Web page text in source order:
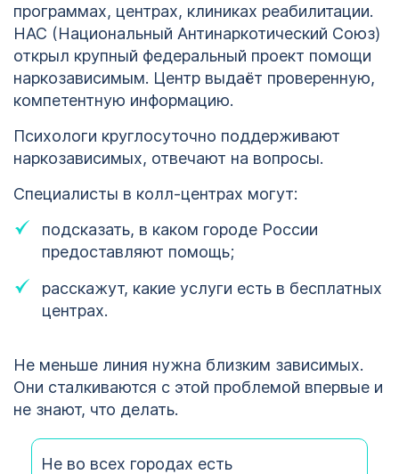
программах, центрах, клиниках реабилитации.
НАС (Национальный Антинаркотический Союз)
открыл крупный федеральный проект помощи
наркозависимым. Центр выдаёт проверенную,
компетентную информацию.
Психологи круглосуточно поддерживают
наркозависимых, отвечают на вопросы.
Специалисты в колл-центрах могут:
подсказать, в каком городе России
предоставляют помощь;
расскажут, какие услуги есть в бесплатных
центрах.
Не меньше линия нужна близким зависимых.
Они сталкиваются с этой проблемой впервые и
не знают, что делать.
Не во всех городах есть